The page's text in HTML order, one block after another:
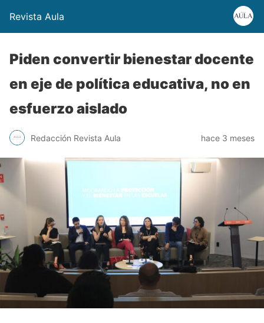
Revista Aula
Piden convertir bienestar docente
en eje de política educativa, no en
esfuerzo aislado
Redacción Revista Aula hace 3 meses